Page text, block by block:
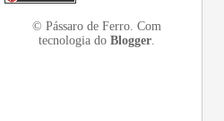
© Pássaro de Ferro. Com
tecnologia do Blogger.